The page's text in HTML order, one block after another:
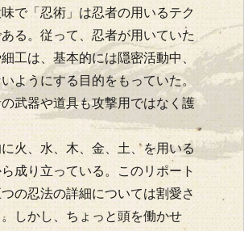
で「忍術」は忍者の用いるテク
る。従って、忍者が用いていた
工は、基本的には隠密活動中、
ようにする目的をもっていた。
武器や道具も攻撃用ではなく護
火、水、木、金、土、を用いる
成り立っている。このリポート
の忍法の詳細については割愛さ
しかし、ちょっと頭を働かせ